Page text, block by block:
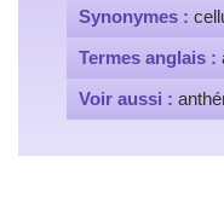
Synonymes :
Termes anglais :
Voir aussi :